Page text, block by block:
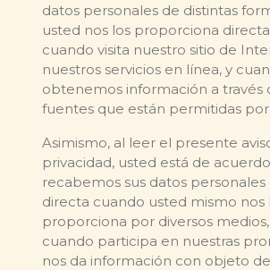
datos personales de distintas
usted nos los proporciona
cuando visita nuestro sitio de
nuestros servicios en línea, y
obtenemos información a través
fuentes que están permitidas por
Asimismo, al leer el presente
privacidad, usted está de
recabemos sus datos
directa cuando usted mismo nos
proporciona por diversos
cuando participa en nuestras
nos da información con objeto